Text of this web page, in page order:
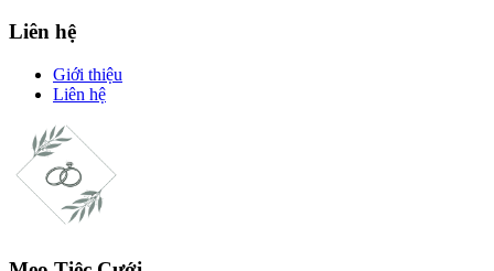
Liên hệ
Giới thiệu
Liên hệ